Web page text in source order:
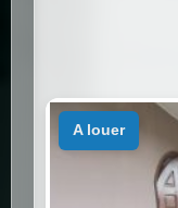
a louer